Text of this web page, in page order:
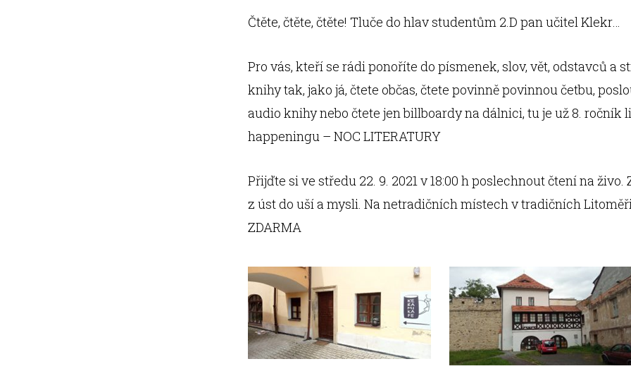
Čtěte, čtěte, čtěte! Tluče do hlav studentům 2.D pan učitel Klekr…
Pro vás, kteří se rádi ponoříte do písmenek, slov, vět, odstavců a
knihy tak, jako já, čtete občas, čtete povinně povinnou četbu,
audio knihy nebo čtete jen billboardy na dálnici, tu je už 8. ročník
happeningu – NOC LITERATURY
Přijďte si ve středu 22. 9. 2021 v 18:00 h poslechnout čtení na živo.
z úst do uší a mysli. Na netradičních místech v tradičních
ZDARMA